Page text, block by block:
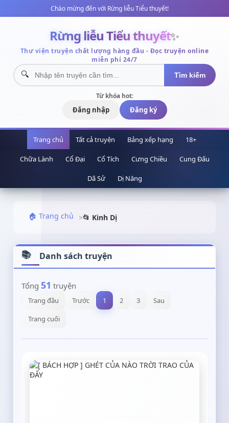
Chào mừng đến với Rừng liễu Tiểu thuyết!
Rừng liễu Tiểu thuyết✨
Thư viện truyện chất lượng hàng đầu - Đọc truyện online
miễn phí 24/7
Tìm kiếm
Từ khóa hot:
Đăng nhập Đăng ký
Trang chủ Tất cả truyện Bảng xếp hạng 18+
Chữa Lành Cổ Đại Cổ Tích Cưng Chiều Cung Đấu
Dã Sử Dị Năng
🏠 Trang chủ >📂 Kinh Dị
Danh sách truyện
Tổng 51 truyện
Trang đầu Trước 1 2 3
Sau
Trang cuối